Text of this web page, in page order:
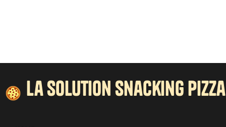
la solution snacking pizza